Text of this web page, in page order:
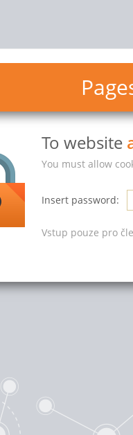
To website
You must allow
Insert password:
Vstup pouze pro